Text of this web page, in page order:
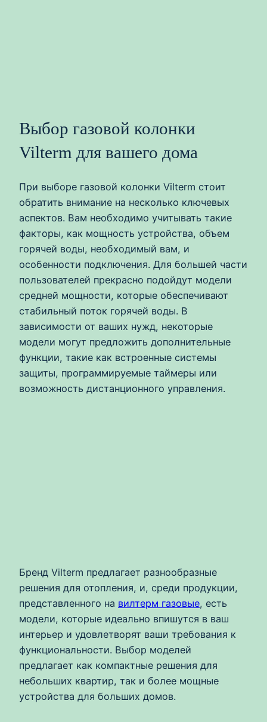
Выбор газовой колонки
Vilterm для вашего дома
При выборе газовой колонки Vilterm стоит
обратить внимание на несколько ключевых
аспектов. Вам необходимо учитывать такие
факторы, как мощность устройства, объем
горячей воды, необходимый вам, и
особенности подключения. Для большей части
пользователей прекрасно подойдут модели
средней мощности, которые обеспечивают
стабильный поток горячей воды. В
зависимости от ваших нужд, некоторые
модели могут предложить дополнительные
функции, такие как встроенные системы
защиты, программируемые таймеры или
возможность дистанционного управления.
Бренд Vilterm предлагает разнообразные
решения для отопления, и, среди продукции,
представленного на вилтерм газовые, есть
модели, которые идеально впишутся в ваш
интерьер и удовлетворят ваши требования к
функциональности. Выбор моделей
предлагает как компактные решения для
небольших квартир, так и более мощные
устройства для больших домов.